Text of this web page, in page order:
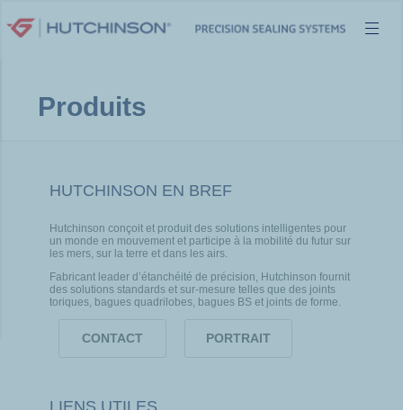
au
Produits
HUTCHINSON EN BREF
Hutchinson conçoit et produit des solutions intelligentes pour
un monde en mouvement et participe à la mobilité du futur sur
les mers, sur la terre et dans les airs.
Fabricant leader d’étanchéité de précision, Hutchinson fournit
des solutions standards et sur-mesure telles que des joints
toriques, bagues quadrilobes, bagues BS et joints de forme.
CONTACT PORTRAIT
LIENS UTILES